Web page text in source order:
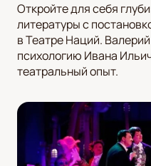
Откройте для себя
литературы с
в Театре Наций.
психологию Ивана
театральный опыт.